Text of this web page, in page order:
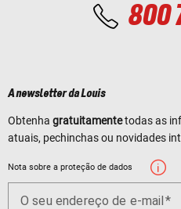
800
A newsletter da Louis
Obtenha gratuitamentetodas as
atuais, pechinchas ou novidades
Nota sobre a proteção de dados
O seu endereço de e-mail